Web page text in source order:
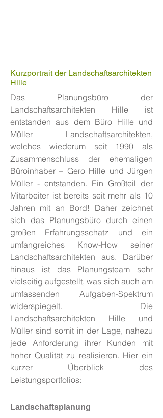
Das Planungsbüro der
Landschaftsarchitekten Hille ist
entstanden aus dem Büro Hille und
Müller Landschaftsarchitekten,
welches wiederum seit 1990 als
Zusammenschluss der ehemaligen
Büroinhaber – Gero Hille und Jürgen
Müller - entstanden. Ein Großteil der
Mitarbeiter ist bereits seit mehr als 10
Jahren mit an Bord! Daher zeichnet
sich das Planungsbüro durch einen
großen Erfahrungsschatz und ein
umfangreiches Know-How seiner
Landschaftsarchitekten aus. Darüber
hinaus ist das Planungsteam sehr
vielseitig aufgestellt, was sich auch am
umfassenden Aufgaben-Spektrum
widerspiegelt. Die
Landschaftsarchitekten Hille und
Müller sind somit in der Lage, nahezu
jede Anforderung ihrer Kunden mit
hoher Qualität zu realisieren. Hier ein
kurzer Überblick des
Leistungsportfolios:
Landschaftsplanung
Kurzportrait der Landschaftsarchitekten
Hille